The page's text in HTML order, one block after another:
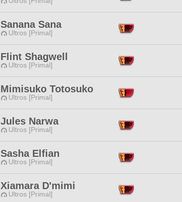
Sanana Sana
Ultros [Primal]
Flint Shagwell
Ultros [Primal]
Mimisuko Totosuko
Ultros [Primal]
Jules Narwa
Ultros [Primal]
Sasha Elfian
Ultros [Primal]
Xiamara D'mimi
Ultros [Primal]